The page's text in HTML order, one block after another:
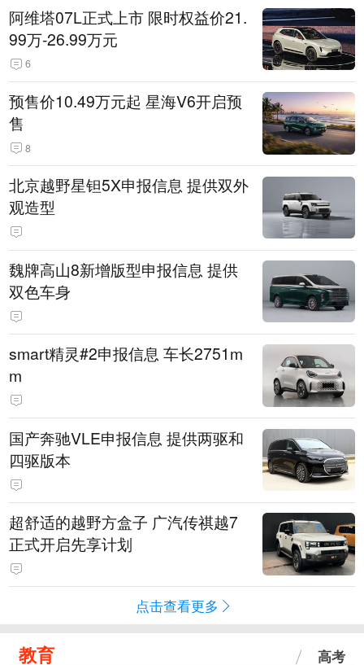
阿维塔07L正式上市 限时权益价21.
99万-26.99万元
6
预售价10.49万元起 星海V6开启预
售
8
北京越野星钽5X申报信息 提供双外
观造型
魏牌高山8新增版型申报信息 提供
双色车身
smart精灵#2申报信息 车长2751m
m
国产奔驰VLE申报信息 提供两驱和
四驱版本
超舒适的越野方盒子 广汽传祺越7
正式开启先享计划
点击查看更多
教育 高考